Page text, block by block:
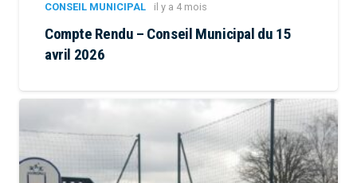
CONSEIL MUNICIPAL il y a 4 mois
Compte Rendu – Conseil Municipal du 15
avril 2026